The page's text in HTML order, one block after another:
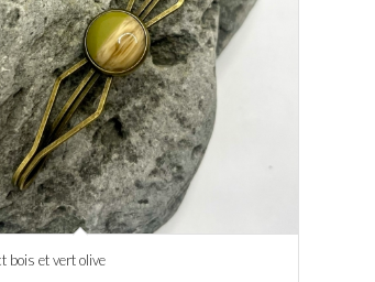
bois et vert olive